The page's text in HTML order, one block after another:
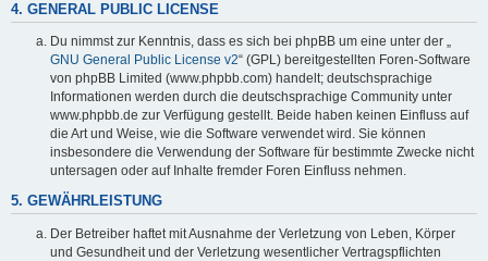
4. GENERAL PUBLIC LICENSE
Du nimmst zur Kenntnis, dass es sich bei phpBB um eine unter der „
GNU General Public License v2“ (GPL) bereitgestellten Foren-Software
von phpBB Limited (www.phpbb.com) handelt; deutschsprachige
Informationen werden durch die deutschsprachige Community unter
www.phpbb.de zur Verfügung gestellt. Beide haben keinen Einfluss auf
die Art und Weise, wie die Software verwendet wird. Sie können
insbesondere die Verwendung der Software für bestimmte Zwecke nicht
untersagen oder auf Inhalte fremder Foren Einfluss nehmen.
5. GEWÄHRLEISTUNG
Der Betreiber haftet mit Ausnahme der Verletzung von Leben, Körper
und Gesundheit und der Verletzung wesentlicher Vertragspflichten